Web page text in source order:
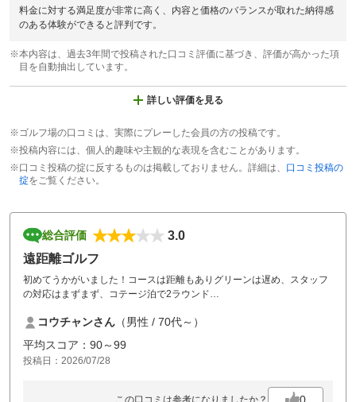
料金に対する満足度が非常に高く、内容と価格のバランスが取れた納得感
のある体験ができると評判です。
※本内容は、過去3年間で投稿された口コミ評価に基づき、評価が高かった項
目を自動抽出しています。
詳しい評価を見る
※ゴルフ場の口コミは、実際にプレーした会員の方の投稿です。
※投稿内容には、個人的趣味や主観的な表現を含むことがあります。
※口コミ投稿の掟に反するものは掲載しておりません。詳細は、 口コミ投稿の
掟をご覧ください。
総合評価
3.0
遠距離ゴルフ
初めてうかがいました！コースは距離もありグリーンは遅め、スタッフ
の対応はまずまず、コテージ泊で2ラウンド
ーの水量が情けない、あと近くに食事所がないのでコンビニ弁当とツマ
ミが残念！
コウチャンさん （男性 / 70代～）
平均スコア：90～99
投稿日：2026/07/28